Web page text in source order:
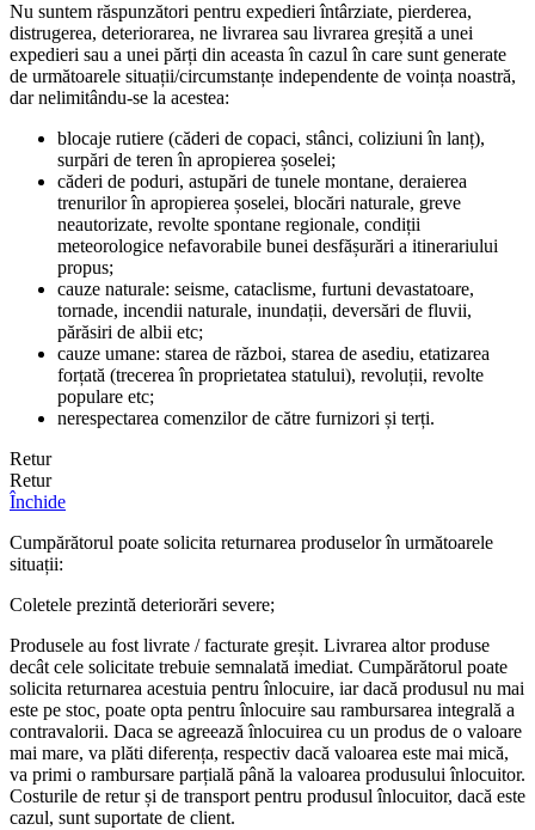
Nu suntem răspunzători pentru expedieri întârziate, pierderea,
distrugerea, deteriorarea, ne livrarea sau livrarea greșită a unei
expedieri sau a unei părți din aceasta în cazul în care sunt generate
de următoarele situații/circumstanțe independente de voința noastră,
dar nelimitându-se la acestea:
blocaje rutiere (căderi de copaci, stânci, coliziuni în lanț),
surpări de teren în apropierea șoselei;
căderi de poduri, astupări de tunele montane, deraierea
trenurilor în apropierea șoselei, blocări naturale, greve
neautorizate, revolte spontane regionale, condiții
meteorologice nefavorabile bunei desfășurări a itinerariului
propus;
cauze naturale: seisme, cataclisme, furtuni devastatoare,
tornade, incendii naturale, inundații, deversări de fluvii,
părăsiri de albii etc;
cauze umane: starea de război, starea de asediu, etatizarea
forțată (trecerea în proprietatea statului), revoluții, revolte
populare etc;
nerespectarea comenzilor de către furnizori și terți.
Retur
Retur
Închide
Cumpărătorul poate solicita returnarea produselor în următoarele
situații:
Coletele prezintă deteriorări severe;
Produsele au fost livrate / facturate greșit. Livrarea altor produse
decât cele solicitate trebuie semnalată imediat. Cumpărătorul poate
solicita returnarea acestuia pentru înlocuire, iar dacă produsul nu mai
este pe stoc, poate opta pentru înlocuire sau rambursarea integrală a
contravalorii. Daca se agreează înlocuirea cu un produs de o valoare
mai mare, va plăti diferența, respectiv dacă valoarea este mai mică,
va primi o rambursare parțială până la valoarea produsului înlocuitor.
Costurile de retur și de transport pentru produsul înlocuitor, dacă este
cazul, sunt suportate de client.